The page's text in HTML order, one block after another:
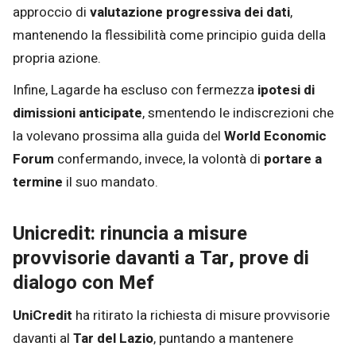
approccio di valutazione progressiva dei dati,
mantenendo la flessibilità come principio guida della
propria azione.
Infine, Lagarde ha escluso con fermezza ipotesi di
dimissioni anticipate, smentendo le indiscrezioni che
la volevano prossima alla guida del World Economic
Forum confermando, invece, la volontà di portare a
termine il suo mandato.
Unicredit: rinuncia a misure
provvisorie davanti a Tar, prove di
dialogo con Mef
UniCredit ha ritirato la richiesta di misure provvisorie
davanti al Tar del Lazio, puntando a mantenere